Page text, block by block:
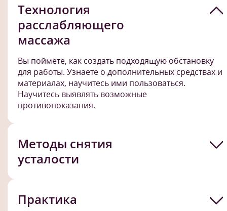
Технология
расслабляющего
массажа
Вы поймете, как создать подходящую обстановку
для работы. Узнаете о дополнительных средствах и
материалах, научитесь ими пользоваться.
Научитесь выявлять возможные
противопоказания.
Методы снятия
усталости
Практика